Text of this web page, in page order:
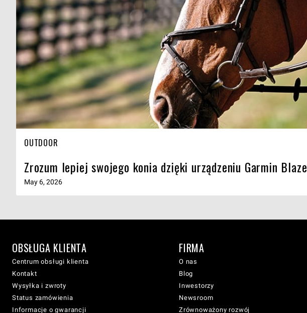
OUTDOOR
Zrozum lepiej swojego konia dzięki urządzeniu Garmin Blaze
May 6, 2026
OBSŁUGA KLIENTA
Centrum obsługi klienta
Kontakt
Wysyłka i zwroty
Status zamówienia
Informacje o gwarancji
FIRMA
O nas
Blog
Inwestorzy
Newsroom
Zrównoważony rozwój